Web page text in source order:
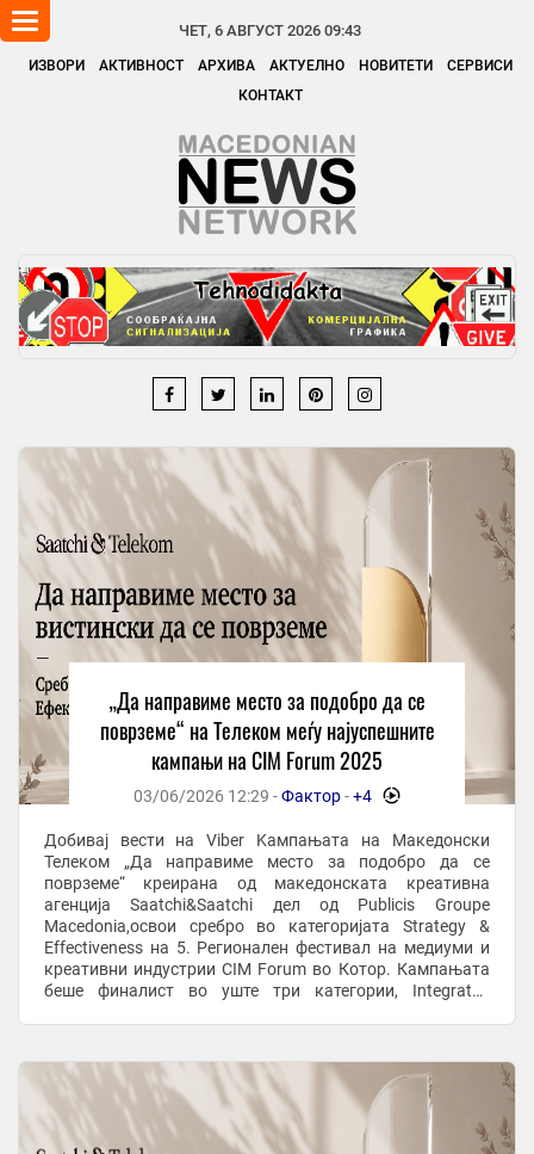
ЧЕТ, 6 АВГУСТ 2026 09:43
ИЗВОРИ АКТИВНОСТ АРХИВА АКТУЕЛНО НОВИТЕТИ
СЕРВИСИ
КОНТАКТ
Toggle
navigation
„Да направиме место за подобро да се
поврземе“ на Телеком меѓу најуспешните
кампањи на CIM Forum 2025
03/06/2026 12:29 -Фактор-+4 -
Добивај вести на Viber Kампањата на Македонски
Телеком „Да направиме место за подобро да се
поврземе“ креирана од македонската креативна
агенција Saatchi&Saatchi дел од Publicis Groupe
Macedonia,освои сребро во категоријата Strategy &
Effectiveness на 5. Регионален фестивал на медиуми и
креативни индустрии CIM Forum во Котор. Кампањата
беше финалист во уште три категории, Integrated